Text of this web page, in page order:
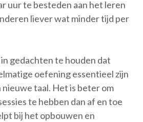
uur te besteden aan het leren
liever wat minder tijd per
gedachten te houden dat
oefening essentieel zijn
nieuwe taal. Het is beter om
te hebben dan af en toe
bij het opbouwen en